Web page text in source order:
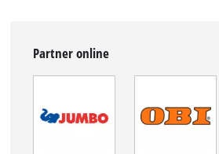
Partner online